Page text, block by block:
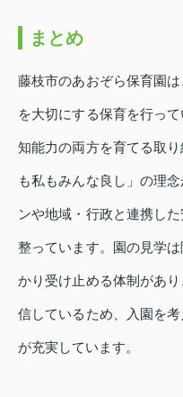
まとめ
藤枝市のあおぞら保育園
を大切にする保育を行っ
知能力の両方を育てる取
も私もみんな良し」の理
ンや地域・行政と連携し
整っています。園の見学
かり受け止める体制があ
信しているため、入園を
が充実しています。